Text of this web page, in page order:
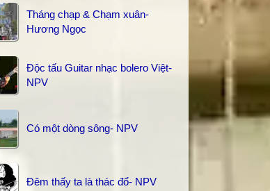
Tháng chạp & Chạm xuân-
Hương Ngọc
Độc tấu Guitar nhạc bolero Việt-
NPV
Có một dòng sông- NPV
Đêm thấy ta là thác đổ- NPV